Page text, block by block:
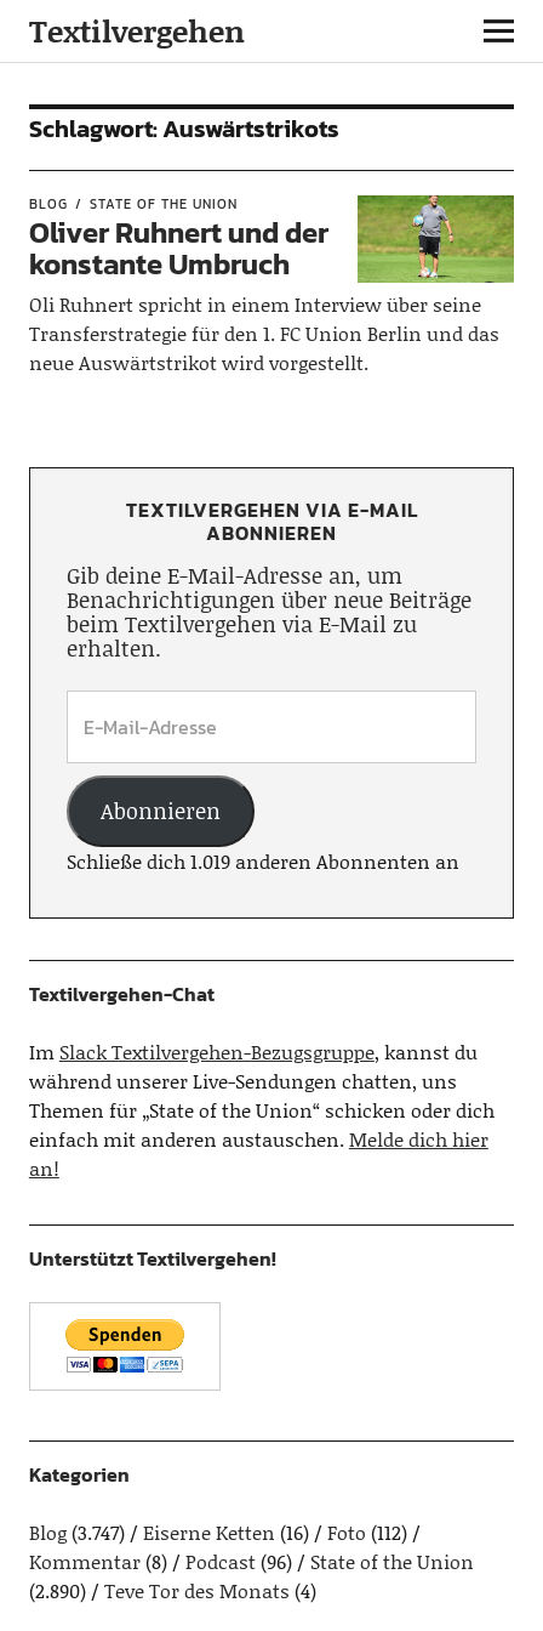
Textilvergehen
Schlagwort:Auswärtstrikots
BLOG STATE OF THE UNION
Oliver Ruhnert und der
konstante Umbruch
Oli Ruhnert spricht in einem Interview über seine
Transferstrategie für den 1. FC Union Berlin und das
neue Auswärtstrikot wird vorgestellt.
TEXTILVERGEHEN VIA E-MAIL
ABONNIEREN
Gib deine E-Mail-Adresse an, um
Benachrichtigungen über neue Beiträge
beim Textilvergehen via E-Mail zu
erhalten.
Abonnieren
Schließe dich 1.019 anderen Abonnenten an
Textilvergehen-Chat
Im Slack Textilvergehen-Bezugsgruppe, kannst du
während unserer Live-Sendungen chatten, uns
Themen für „State of the Union“ schicken oder dich
einfach mit anderen austauschen.Melde dich hier
an!
Unterstützt Textilvergehen!
Kategorien
Blog(3.747) Eiserne Ketten (16) Foto (112)
Kommentar(8) Podcast(96)
State of the Union
(2.890)
Teve Tor des Monats (4)